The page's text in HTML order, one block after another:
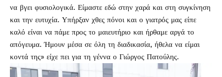
να βγει φυσιολογικά. Είμαστε εδώ στην χαρά και στη συγκίνηση
και την ευτυχία. Υπήρξαν χθες πόνοι και ο γιατρός μας είπε
καλό είναι να πάμε προς το μαιευτήριο και ήρθαμε αργά το
απόγευμα. Ήμουν μέσα σε όλη τη διαδικασία, ήθελα να είμαι
κοντά της» είχε πει για τη γέννα ο Γιώργος Πατούλης.